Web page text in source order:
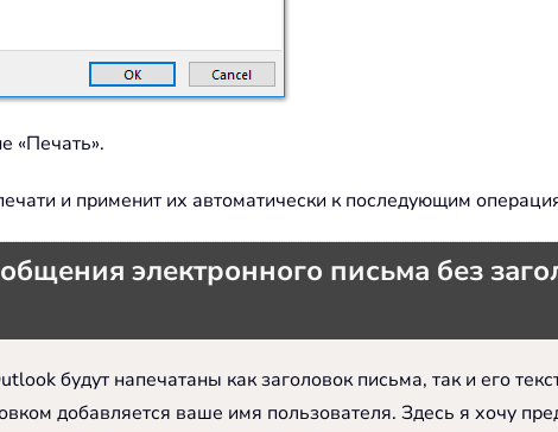
«Печать».
и применит их автоматически к последующим
электронного письма без
будут напечатаны как заголовок письма, так и его
добавляется ваше имя пользователя. Здесь я хочу